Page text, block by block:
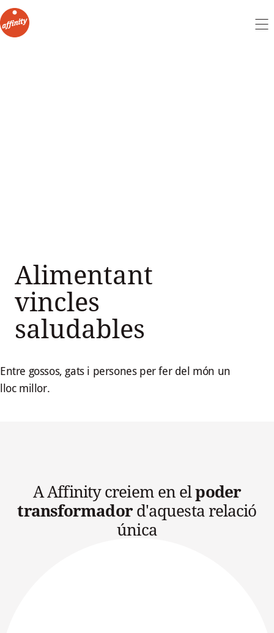
Alimentant
vincles
saludables
Entre gossos, gats i persones per fer del món un
lloc millor.
A Affinity creiem en elpoder
transformadord'aquesta relació
única